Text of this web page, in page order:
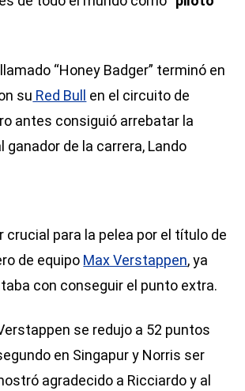
“Honey Badger” terminó en
su Red Bull en el circuito de
antes consiguió arrebatar la
ganador de la carrera, Lando
crucial para la pelea por el título de
de equipo Max Verstappen, ya
con conseguir el punto extra.
se redujo a 52 puntos
en Singapur y Norris ser
agradecido a Ricciardo y al